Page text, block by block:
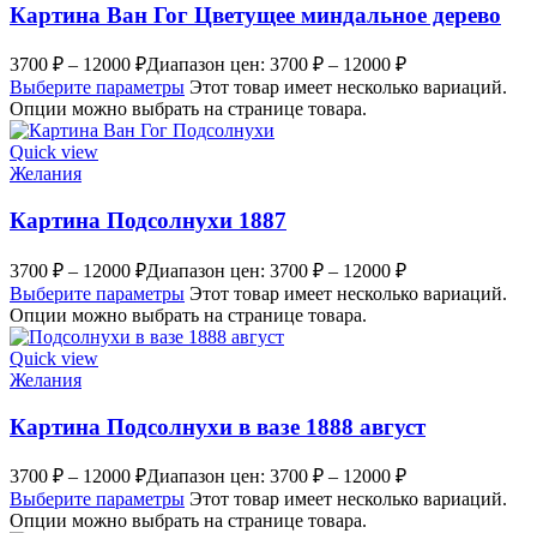
Картина Ван Гог Цветущее миндальное дерево
3700 ₽ – 12000 ₽Диапазон цен: 3700 ₽ – 12000 ₽
Выберите параметры Этот товар имеет несколько вариаций.
Опции можно выбрать на странице товара.
Quick view
Желания
Картина Подсолнухи 1887
3700 ₽ – 12000 ₽Диапазон цен: 3700 ₽ – 12000 ₽
Выберите параметры Этот товар имеет несколько вариаций.
Опции можно выбрать на странице товара.
Quick view
Желания
Картина Подсолнухи в вазе 1888 август
3700 ₽ – 12000 ₽Диапазон цен: 3700 ₽ – 12000 ₽
Выберите параметры Этот товар имеет несколько вариаций.
Опции можно выбрать на странице товара.